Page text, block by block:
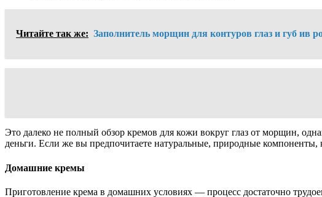
Читайте так же: Заполнитель морщин для контуров глаз и губ ив
Это далеко не полный обзор кремов для кожи вокруг глаз от морщин,
деньги. Если же вы предпочитаете натуральные, природные
Домашние кремы
Приготовление крема в домашних условиях — процесс достаточно